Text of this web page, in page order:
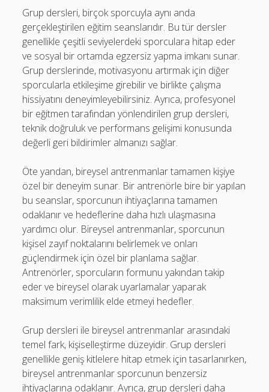
Grup dersleri, birçok sporcuyla aynı anda
gerçekleştirilen eğitim seanslarıdır. Bu tür dersler
genellikle çeşitli seviyelerdeki sporculara hitap eder
ve sosyal bir ortamda egzersiz yapma imkanı sunar.
Grup derslerinde, motivasyonu artırmak için diğer
sporcularla etkileşime girebilir ve birlikte çalışma
hissiyatını deneyimleyebilirsiniz. Ayrıca, profesyonel
bir eğitmen tarafından yönlendirilen grup dersleri,
teknik doğruluk ve performans gelişimi konusunda
değerli geri bildirimler almanızı sağlar.
Öte yandan, bireysel antrenmanlar tamamen kişiye
özel bir deneyim sunar. Bir antrenörle bire bir yapılan
bu seanslar, sporcunun ihtiyaçlarına tamamen
odaklanır ve hedeflerine daha hızlı ulaşmasına
yardımcı olur. Bireysel antrenmanlar, sporcunun
kişisel zayıf noktalarını belirlemek ve onları
güçlendirmek için özel bir planlama sağlar.
Antrenörler, sporcuların formunu yakından takip
eder ve bireysel olarak uyarlamalar yaparak
maksimum verimlilik elde etmeyi hedefler.
Grup dersleri ile bireysel antrenmanlar arasındaki
temel fark, kişiselleştirme düzeyidir. Grup dersleri
genellikle geniş kitlelere hitap etmek için tasarlanırken,
bireysel antrenmanlar sporcunun benzersiz
ihtiyaçlarına odaklanır. Ayrıca, grup dersleri daha